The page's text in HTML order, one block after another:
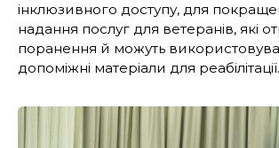
інклюзивного доступу, для
надання послуг для ветеранів, які
поранення й можуть
допоміжні матеріали для реабілітації.